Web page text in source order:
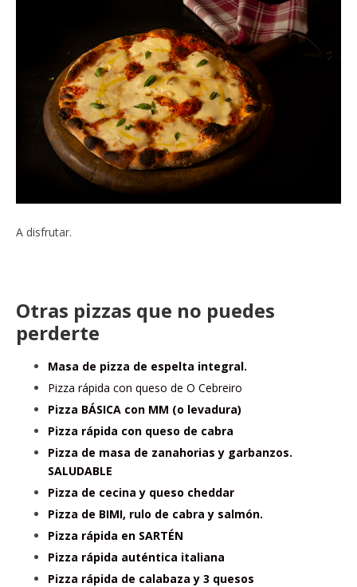
A disfrutar.
Otras pizzas que no puedes
perderte
Masa de pizza de espelta integral.
Pizza rápida con queso de O Cebreiro
Pizza BÁSICA con MM (o levadura)
Pizza rápida con queso de cabra
Pizza de masa de zanahorias y garbanzos.
SALUDABLE
Pizza de cecina y queso cheddar
Pizza de BIMI, rulo de cabra y salmón.
Pizza rápida en SARTÉN
Pizza rápida auténtica italiana
Pizza rápida de calabaza y 3 quesos